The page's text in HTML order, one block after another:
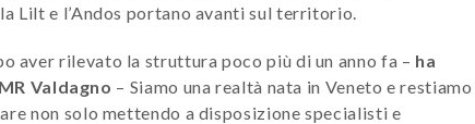
Lilt e l’Andos portano avanti sul territorio.
aver rilevato la struttura poco più di un anno fa – ha
Valdagno – Siamo una realtà nata in Veneto e restiamo
non solo mettendo a disposizione specialisti e